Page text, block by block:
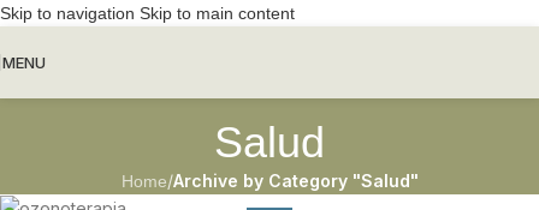
Skip to navigation Skip to main content
MENU
Salud
Home/Archive by Category "Salud"